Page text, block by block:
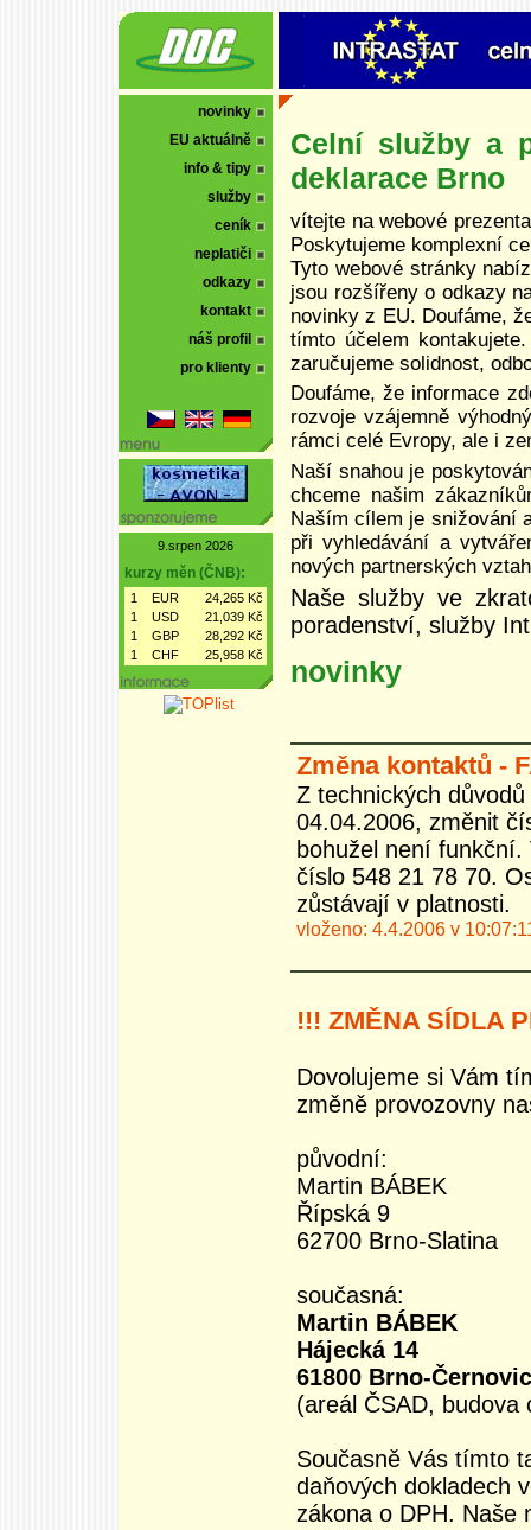
novinky
EU aktuálně
info & tipy
služby
ceník
neplatiči
odkazy
kontakt
náš profil
pro klienty
9.srpen 2026
kurzy měn (ČNB):
1 EUR
24,265 Kč
1
USD
21,039 Kč
1
GBP
28,292 Kč
1
CHF 25,958 Kč
Celní služby a
deklarace Brno
vítejte na webové
Poskytujeme komplexní
Tyto webové stránky
jsou rozšířeny o odkazy
novinky z EU. Doufáme,
tímto účelem
zaručujeme solidnost,
Doufáme, že informace
rozvoje vzájemně
rámci celé Evropy, ale i
Naší snahou je
chceme našim
Naším cílem je snižování
při vyhledávání a
nových partnerských
Naše služby ve
poradenství, služby
novinky
Změna kontaktů -
Z technických
04.04.2006, změnit
bohužel není
číslo 548 21 78 70.
zůstávají v platnosti.
vloženo: 4.4.2006 v
!!! ZMĚNA SÍDLA
Dovolujeme si Vám
změně provozovny
původní:
Martin BÁBEK
Řípská 9
62700 Brno-Slatina
současná:
Martin BÁBEK
Hájecká 14
61800 Brno-
(areál ČSAD,
Současně Vás tímto
daňových dokladech
zákona o DPH.